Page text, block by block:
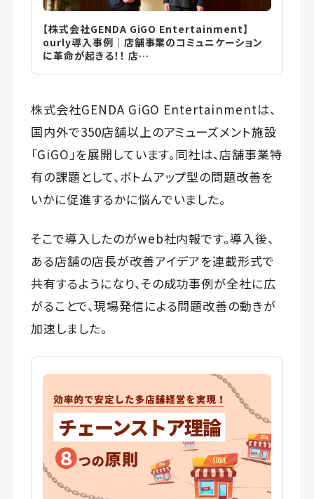
【株式会社GENDA GiGO Entertainment】
ourly導入事例｜店舗事業のコミュニケーション
に革命が起きる！！ 店…
株式会社GENDA GiGO Entertainmentは、
国内外で350店舗以上のアミューズメント施設
「GiGO」を展開しています。同社は、店舗事業特
有の課題として、ボトムアップ型の問題改善を
いかに促進するかに悩んでいました。
そこで導入したのがweb社内報です。導入後、
ある店舗の店長が改善アイデアを連載形式で
共有するようになり、その成功事例が全社に広
がることで、現場発信による問題改善の動きが
加速しました。